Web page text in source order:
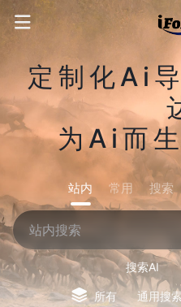
定制化Ai
为Ai而
站内 常用 搜索
搜索AI
所有 通用搜